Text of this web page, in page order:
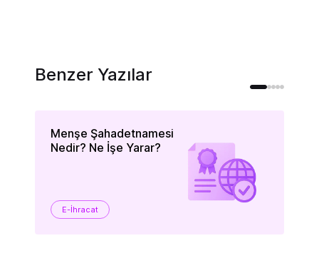
Benzer Yazılar
Menşe Şahadetnamesi
Nedir? Ne İşe Yarar?
E-İhracat